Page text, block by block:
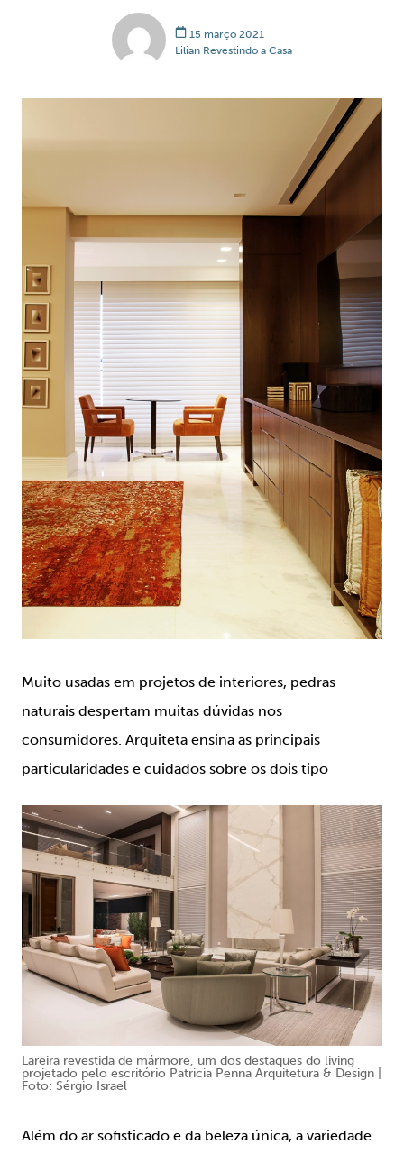
15 março 2021
Lilian Revestindo a Casa
Muito usadas em projetos de interiores, pedras
naturais despertam muitas dúvidas nos
consumidores. Arquiteta ensina as principais
particularidades e cuidados sobre os dois tipo
Lareira revestida de mármore, um dos destaques do living
projetado pelo escritório Patricia Penna Arquitetura & Design |
Foto: Sérgio Israel
Além do ar sofisticado e da beleza única, a variedade